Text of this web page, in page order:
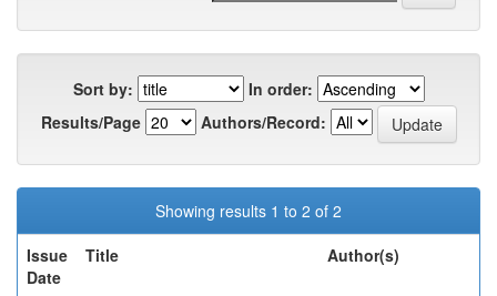
Sort by:
In order:
Results/Page
Authors/Record:
Showing results 1 to 2 of 2
Issue
Date
Title Author(s)